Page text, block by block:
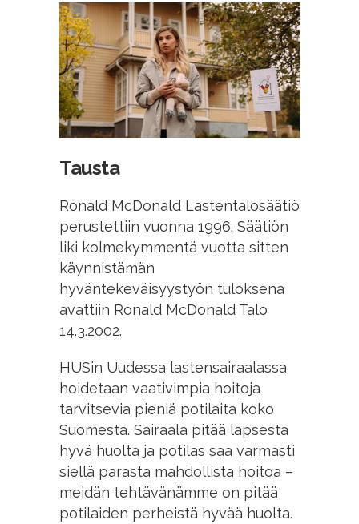
Tausta
Ronald McDonald Lastentalosäätiö
perustettiin vuonna 1996. Säätiön
liki kolmekymmentä vuotta sitten
käynnistämän
hyväntekeväisyystyön tuloksena
avattiin Ronald McDonald Talo
14.3.2002.
HUSin Uudessa lastensairaalassa
hoidetaan vaativimpia hoitoja
tarvitsevia pieniä potilaita koko
Suomesta. Sairaala pitää lapsesta
hyvä huolta ja potilas saa varmasti
siellä parasta mahdollista hoitoa –
meidän tehtävänämme on pitää
potilaiden perheistä hyvää huolta.